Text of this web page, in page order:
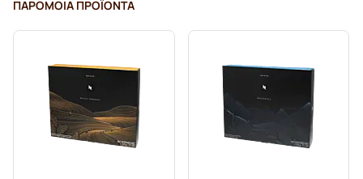
Ντεκαφεϊνέ καφές για Nespresso® Pro
Αφαλάτωση και φροντίδα για Nespresso® Pro
κάψουλες για Nespresso® Pro
Κάψουλες Gimoka για Nespresso® Pro
ΠΑΡΌΜΟΙΑ ΠΡΟΪΌΝΤΑ